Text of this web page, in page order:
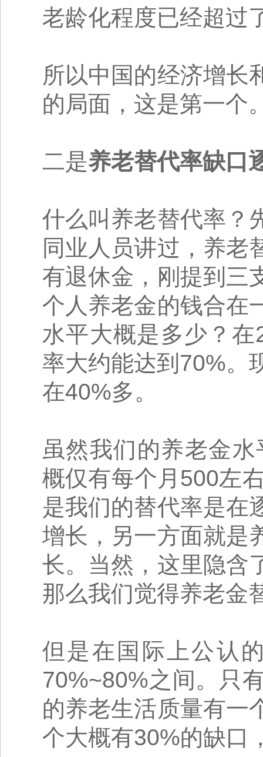
老龄化程度已经超过
所以中国的经济增长
的局面，这是第一个
二是养老替代率缺口
什么叫养老替代率？
同业人员讲过，养老
有退休金，刚提到三
个人养老金的钱合在
水平大概是多少？
率大约能达到70%。
在40%多。
虽然我们的养老金
概仅有每个月500左
是我们的替代率是在
增长，另一方面就是
长。当然，这里隐含
那么我们觉得养老金
但是在国际上公认
70%~80%之间。只
的养老生活质量有一
个大概有30%的缺口